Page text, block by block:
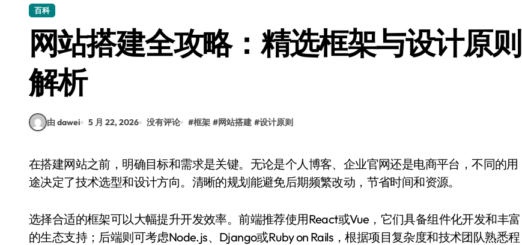
百科
网站搭建全攻略：精选框架与设计原则
解析
由 dawei 5 月 22, 2026 没有评论 #框架 #网站搭建 #设计原则
在搭建网站之前，明确目标和需求是关键。无论是个人博客、企业官网还是电商平台，不同的用
途决定了技术选型和设计方向。清晰的规划能避免后期频繁改动，节省时间和资源。
选择合适的框架可以大幅提升开发效率。前端推荐使用React或Vue，它们具备组件化开发和丰富
的生态支持；后端则可考虑Node.js、Django或Ruby on Rails，根据项目复杂度和技术团队熟悉程